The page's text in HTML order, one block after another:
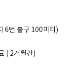
6번 출구 100미터)
( 2개월간)